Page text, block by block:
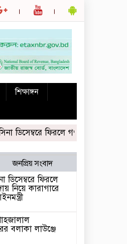
শিক্ষাঙ্গন
ফিরলে গণহত্যার দায় নিয়ে
জনপ্রিয় সংবাদ
ডিসেম্বরে ফিরলে
নিয়ে কারাগারে
বলাকা লাউঞ্জে